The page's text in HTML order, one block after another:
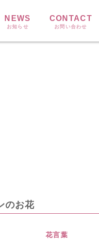
NEWS
お知らせ
CONTACT
お問い合わせ
のお花
花言葉